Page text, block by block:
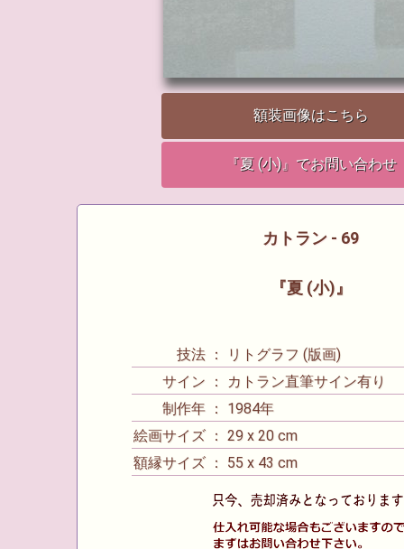
額装画像はこちら
『夏 (小)』でお問い合わせ
カトラン - 69
『夏 (小)』
技法 ： リトグラフ (版画)
サイン ： カトラン直筆サイン有り
制作年 ： 1984年
絵画サイズ ： 29 x 20 cm
額縁サイズ ： 55 x 43 cm